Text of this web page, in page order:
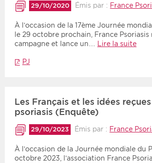
29/10/2020 Émis par : France
À l’occasion de la 17ème Journée
le 29 octobre prochain, France Psoriasis
campagne et lance un…
Lire la suite
PJ
Les Français et les idées
psoriasis (Enquête)
29/10/2023 Émis par : France
À l’occasion de la Journée mondiale du
octobre 2023, l’association France